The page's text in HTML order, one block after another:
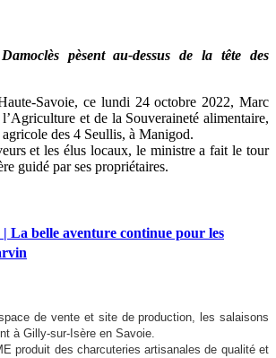
pèsent au-dessus de la tête des
Savoie, ce lundi 24 octobre 2022, Marc
et de la Souveraineté alimentaire,
des 4 Seullis, à Manigod.
et les élus locaux, le ministre a fait le tour
guidé par ses propriétaires.
La belle aventure continue pour les
de vente et site de production, les salaisons
à Gilly-sur-Isère en Savoie.
produit des charcuteries artisanales de qualité et